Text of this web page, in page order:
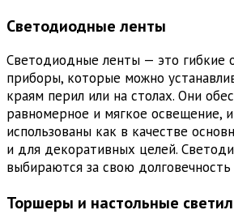
Светодиодные ленты
Светодиодные ленты — это гибкие
приборы, которые можно
краям перил или на столах. Они
равномерное и мягкое освещение,
использованы как в качестве
и для декоративных целей.
выбираются за свою
Торшеры и настольные